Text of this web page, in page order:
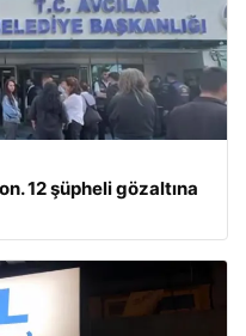
12 şüpheli gözaltına